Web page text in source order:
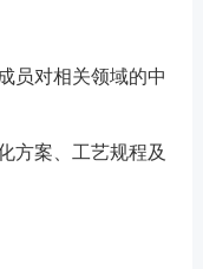
员对相关领域的中
方案、工艺规程及